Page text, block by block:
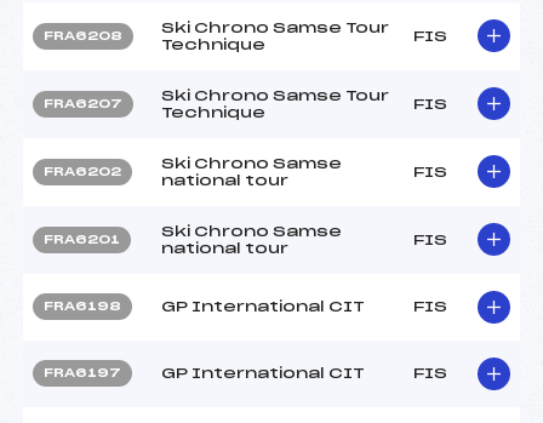
FRA6208
Ski Chrono Samse Tour
Technique
FIS
FRA6207
Ski Chrono Samse Tour
Technique
FIS
FRA6202
Ski Chrono Samse
national tour
FIS
FRA6201
Ski Chrono Samse
national tour
FIS
FRA6198 GP International CIT FIS
FRA6197 GP International CIT FIS